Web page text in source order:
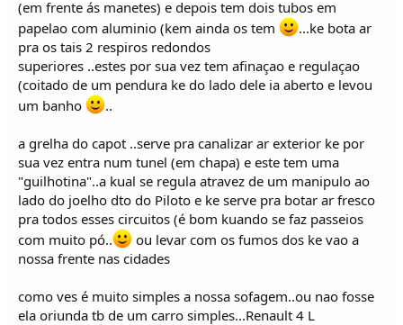
(em frente ás manetes) e depois tem dois tubos em
papelao com aluminio (kem ainda os tem
...ke bota ar
pra os tais 2 respiros redondos
superiores ..estes por sua vez tem afinaçao e regulaçao
(coitado de um pendura ke do lado dele ia aberto e levou
um banho
..
a grelha do capot ..serve pra canalizar ar exterior ke por
sua vez entra num tunel (em chapa) e este tem uma
"guilhotina"..a kual se regula atravez de um manipulo ao
lado do joelho dto do Piloto e ke serve pra botar ar fresco
pra todos esses circuitos (é bom kuando se faz passeios
com muito pó..
ou levar com os fumos dos ke vao a
nossa frente nas cidades
como ves é muito simples a nossa sofagem..ou nao fosse
ela oriunda tb de um carro simples...Renault 4 L